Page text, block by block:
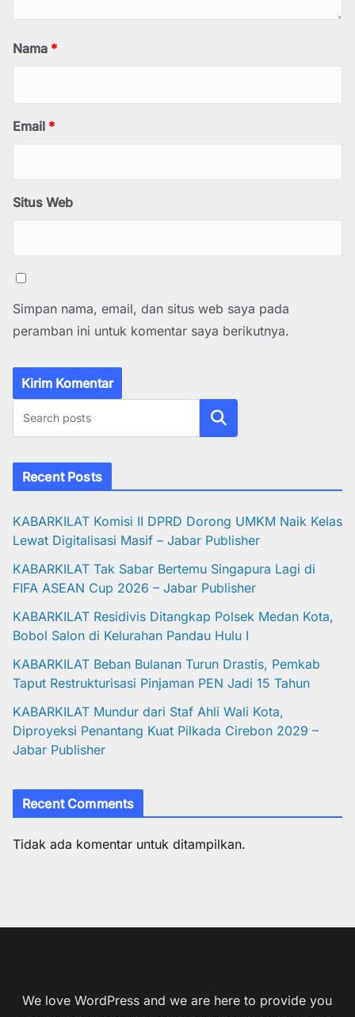
Nama *
Email *
Situs Web
Simpan nama, email, dan situs web saya pada
peramban ini untuk komentar saya berikutnya.
Cari
Recent Posts
KABARKILAT Komisi II DPRD Dorong UMKM Naik Kelas
Lewat Digitalisasi Masif – Jabar Publisher
KABARKILAT Tak Sabar Bertemu Singapura Lagi di
FIFA ASEAN Cup 2026 – Jabar Publisher
KABARKILAT Residivis Ditangkap Polsek Medan Kota,
Bobol Salon di Kelurahan Pandau Hulu I
KABARKILAT Beban Bulanan Turun Drastis, Pemkab
Taput Restrukturisasi Pinjaman PEN Jadi 15 Tahun‎
KABARKILAT Mundur dari Staf Ahli Wali Kota,
Diproyeksi Penantang Kuat Pilkada Cirebon 2029 –
Jabar Publisher
Recent Comments
Tidak ada komentar untuk ditampilkan.
We love WordPress and we are here to provide you